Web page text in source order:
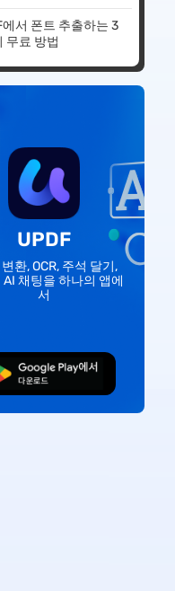
에서 폰트 추출하는 3
무료 방법
UPDF
환, OCR, 주석 달기,
AI 채팅을 하나의 앱에
서
료로 다운로드